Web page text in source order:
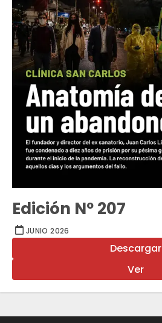
Edición Nº 207
JUNIO 2026
Descargar
Ver